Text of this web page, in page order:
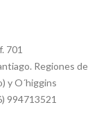
701
Regiones de
y O´higgins
994713521